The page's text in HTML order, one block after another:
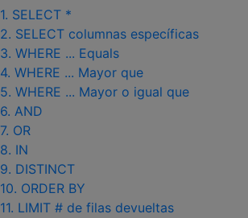
1. SELECT *
2. SELECT columnas específicas
3. WHERE ... Equals
4. WHERE ... Mayor que
5. WHERE ... Mayor o igual que
6. AND
7. OR
8. IN
9. DISTINCT
10. ORDER BY
11. LIMIT # de filas devueltas